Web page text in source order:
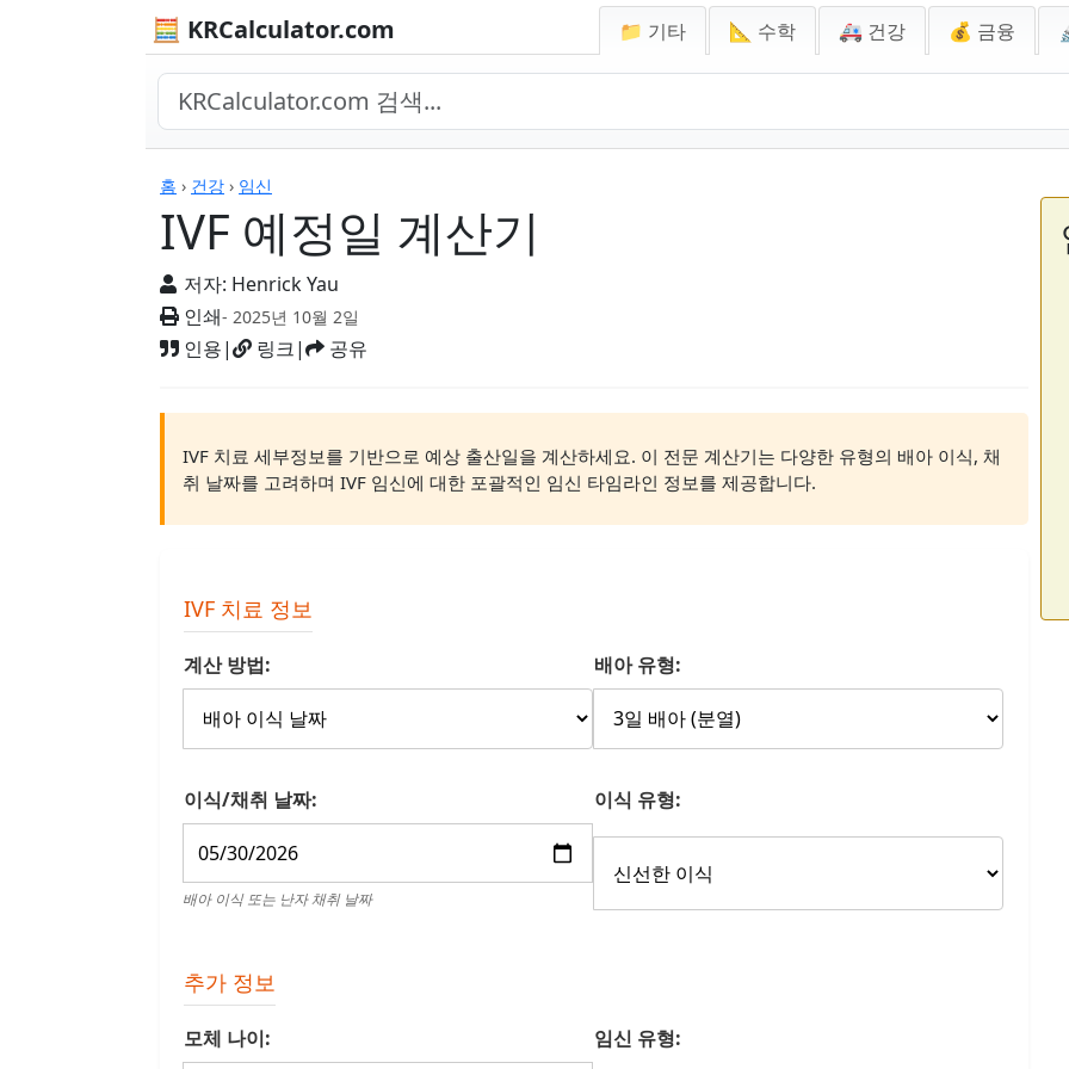
🧮 KRCalculator.com 📁 기타 📐 수학 🚑 건강 💰 금융
홈 › 건강 › 임신
IVF 예정일 계산기
저자: Henrick Yau
인쇄- 2025년 10월 2일
인용| 링크| 공유
계산기
IVF 치료 세부정보를 기반으로 예상 출산일을 계산하세요. 이 전문 계산기는 다양한 유형의 배아 이식, 채
취 날짜를 고려하며 IVF 임신에 대한 포괄적인 임신 타임라인 정보를 제공합니다.
IVF 치료 정보
계산 방법: 배아 유형:
이식/채취 날짜:
배아 이식 또는 난자 채취 날짜
이식 유형:
추가 정보
모체 나이: 임신 유형: